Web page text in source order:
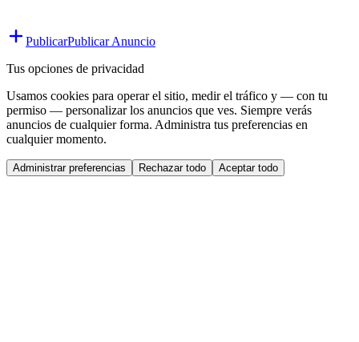
PublicarPublicar Anuncio
Tus opciones de privacidad
Usamos cookies para operar el sitio, medir el tráfico y — con tu
permiso — personalizar los anuncios que ves. Siempre verás
anuncios de cualquier forma. Administra tus preferencias en
cualquier momento.
Administrar preferencias Rechazar todo Aceptar todo